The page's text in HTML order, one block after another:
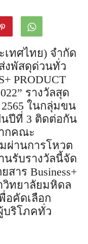
เทศไทย) จำกัด
งพัสดุด่วนทั่ว
PRODUCT
รางวัลสุด
ในกลุ่มขน
นปีที่ 3 ติดต่อกัน
กคณะ
ผ่านการโหวต
นรับรางวัลนี้จัด
าร Business+
วิทยาลัยมหิดล
อคัดเลือก
บริโภคทั่ว